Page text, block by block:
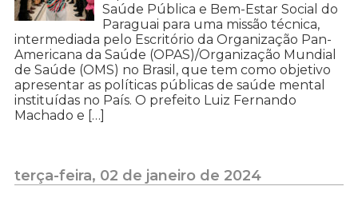
Saúde Pública e Bem-Estar Social do
Paraguai para uma missão técnica,
intermediada pelo Escritório da Organização Pan-
Americana da Saúde (OPAS)/Organização Mundial
de Saúde (OMS) no Brasil, que tem como objetivo
apresentar as políticas públicas de saúde mental
instituídas no País. O prefeito Luiz Fernando
Machado e […]
terça-feira, 02 de janeiro de 2024